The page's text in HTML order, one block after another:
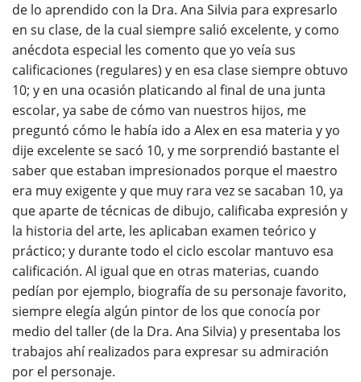
de lo aprendido con la Dra. Ana Silvia para expresarlo
en su clase, de la cual siempre salió excelente, y como
anécdota especial les comento que yo veía sus
calificaciones (regulares) y en esa clase siempre obtuvo
10; y en una ocasión platicando al final de una junta
escolar, ya sabe de cómo van nuestros hijos, me
preguntó cómo le había ido a Alex en esa materia y yo
dije excelente se sacó 10, y me sorprendió bastante el
saber que estaban impresionados porque el maestro
era muy exigente y que muy rara vez se sacaban 10, ya
que aparte de técnicas de dibujo, calificaba expresión y
la historia del arte, les aplicaban examen teórico y
práctico; y durante todo el ciclo escolar mantuvo esa
calificación. Al igual que en otras materias, cuando
pedían por ejemplo, biografía de su personaje favorito,
siempre elegía algún pintor de los que conocía por
medio del taller (de la Dra. Ana Silvia) y presentaba los
trabajos ahí realizados para expresar su admiración
por el personaje.